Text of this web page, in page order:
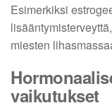
Esimerkiksi
miesten
vaikutukset